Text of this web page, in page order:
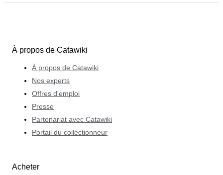
À propos de Catawiki
À propos de Catawiki
Nos experts
Offres d'emploi
Presse
Partenariat avec Catawiki
Portail du collectionneur
Acheter